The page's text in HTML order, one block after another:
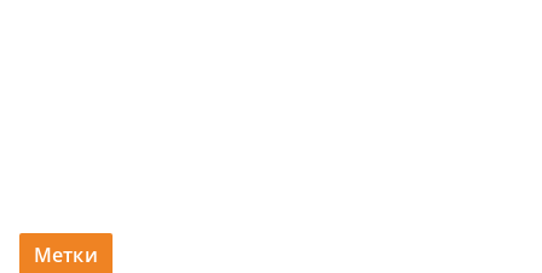
Метки